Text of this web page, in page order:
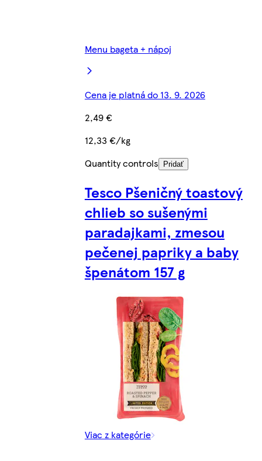
Menu bageta + nápoj
Cena je platná do 13. 9. 2026
2,49 €
12,33 €/kg
Quantity controls
Pridať
Tesco Pšeničný toastový
chlieb so sušenými
paradajkami, zmesou
pečenej papriky a baby
špenátom 157 g
Viac z kategórie